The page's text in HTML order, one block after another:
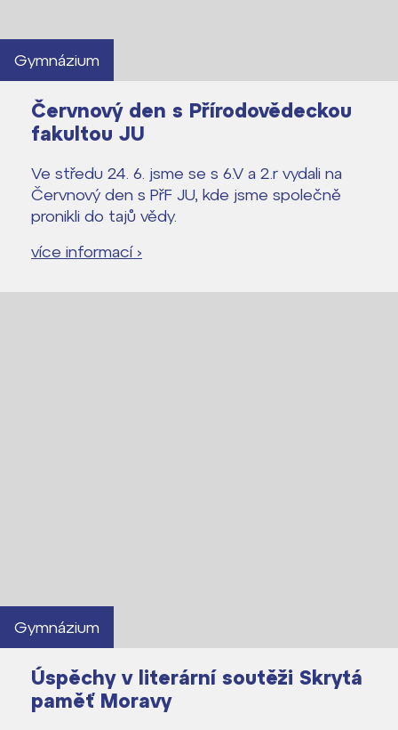
Gymnázium
Červnový den s Přírodovědeckou
fakultou JU
Ve středu 24. 6. jsme se s 6.V a 2.r vydali na
Červnový den s PřF JU, kde jsme společně
pronikli do tajů vědy.
více informací ›
Gymnázium
Úspěchy v literární soutěži Skrytá
paměť Moravy
Lidé často hledají
Proč se stát žákem ZŠ ČAG
Proč se stát studentem Gymnázia
Kontakt